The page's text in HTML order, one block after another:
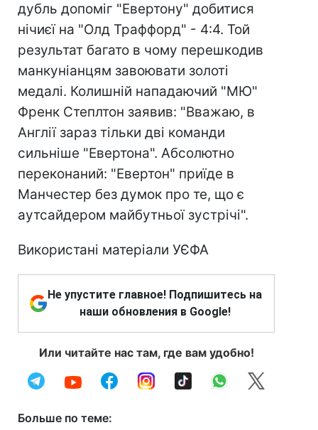
дубль допоміг "Евертону" добитися
нічиєї на "Олд Траффорд" - 4:4. Той
результат багато в чому перешкодив
манкуніанцям завоювати золоті
медалі. Колишній нападаючий "МЮ"
Френк Степлтон заявив: "Вважаю, в
Англії зараз тільки дві команди
сильніше "Евертона". Абсолютно
переконаний: "Евертон" приїде в
Манчестер без думок про те, що є
аутсайдером майбутньої зустрічі".
Використані матеріали УЄФА
Не упустите главное! Подпишитесь на
наши обновления в Google!
Или читайте нас там, где вам удобно!
Больше по теме: